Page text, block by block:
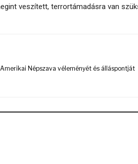
veszített, terrortámadásra van
Népszava véleményét és álláspontját